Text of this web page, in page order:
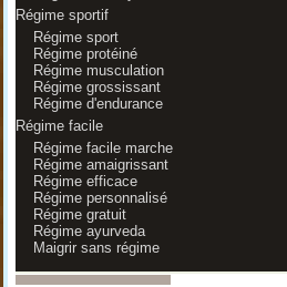
Régime sportif
Régime sport
Régime protéiné
Régime musculation
Régime grossissant
Régime d'endurance
Régime facile
Régime facile marche
Régime amaigrissant
Régime efficace
Régime personnalisé
Régime gratuit
Régime ayurveda
Maigrir sans régime